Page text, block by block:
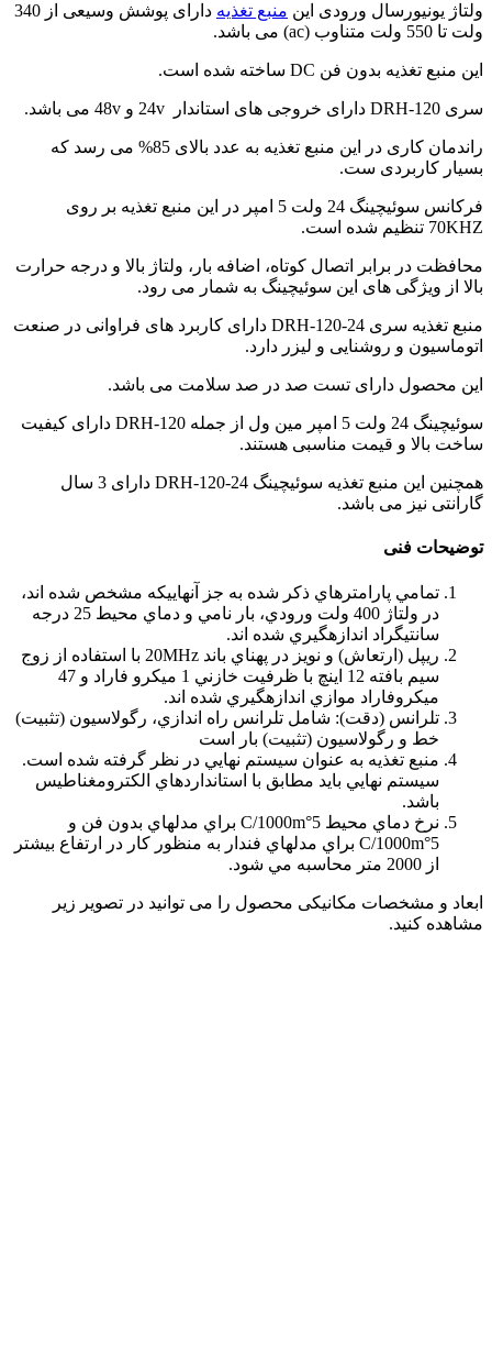
ولتاژ یونیورسال ورودی این منبع تغذیه
دارای پوشش وسیعی از 340
ولت تا 550 ولت متناوب (ac) می باشد.
این منبع تغذیه بدون فن DC ساخته شده است.
سری DRH-120 دارای خروجی های استاندار 24v و 48v می باشد.
راندمان کاری در این منبع تغذیه به عدد بالای 85% می رسد که
بسیار کاربردی ست.
فرکانس سوئیچینگ 24 ولت 5 امپر در این منبع تغذیه بر روی
70KHZ تنظیم شده است.
محافظت در برابر اتصال کوتاه، اضافه بار، ولتاژ بالا و درجه حرارت
بالا از ویژگی های این سوئیچینگ به شمار می رود.
منبع تغذیه سری DRH-120-24 دارای کاربرد های فراوانی در صنعت
اتوماسیون و روشنایی و لیزر دارد.
این محصول دارای تست صد در صد سلامت می باشد.
سوئیچینگ 24 ولت 5 امپر مین ول از جمله DRH-120 دارای کیفیت
ساخت بالا و قیمت مناسبی هستند.
همچنین این منبع تغذیه سوئیچینگ DRH-120-24 دارای 3 سال
گارانتی نیز می باشد.
توضيحات فنی
تمامي پارامترهاي ذكر شده به جز آنهايي­كه مشخص شده اند،
در ولتاژ 400 ولت ورودي، بار نامي و دماي محيط 25 درجه
سانتيگراد اندازه­گيري شده اند.
ريپل (ارتعاش) و نويز در پهناي باند 20MHz با استفاده از زوج
سيم بافته 12 اينچ با ظرفيت خازني 1 ميكرو فاراد و 47
ميكروفاراد موازي اندازه­گيري شده اند.
تلرانس (دقت): شامل تلرانس راه اندازي، رگولاسيون (تثبيت)
خط و رگولاسيون (تثبيت) بار است
منبع تغذيه به عنوان سيستم نهايي در نظر گرفته شده است.
سيستم نهايي بايد مطابق با استانداردهاي الكترومغناطيس
باشد.
نرخ دماي محيط 5°C/1000m براي مدل­هاي بدون فن و
5°C/1000m براي مدل­هاي فن­دار به منظور كار در ارتفاع بيشتر
از 2000 متر محاسبه مي شود.
ابعاد و مشخصات مکانیکی محصول را می توانید در تصویر زیر
مشاهده کنید.